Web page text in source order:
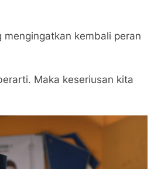
mengingatkan kembali peran
Maka keseriusan kita